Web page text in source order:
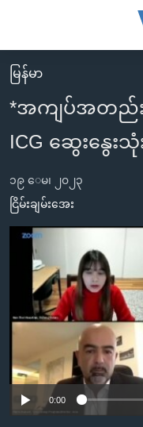
လွယ်ကူ
စေ
များ
ပင်မ
အကြောင်းအရာ
ရန်
ညွန်း
စာမျက်နှာ
မူလစာမျက်နှာ
မြန်မာ
ကမ္ဘာ့သတင်းများ
အမေရိကန်
တရုတ်
အစ္စရေး-ပါလက်စတိုင်း
သတင်းလွတ်လပ်ခွင့်
ရပ်ဝန်းတခု လမ်းတခု
အင်္ဂလိပ်စာလေ့လာမယ်
အမေရိကန်သုံးအီဒီယံ
မကြေးမုံရဲ့ အင်္ဂလိပ်စာ
ရုပ်ရှင်ထဲက အင်္ဂလိပ်စာ
သုတပဒေသာ အင်္ဂလိပ်စာ
အပတ်စဉ်ကဏ္ဍများ
ရေဒီယို
ရေဒီယိုနှင့်ရုပ်သံ အချ
ရေဒီယို/တီဗွီအစီအစဉ်
Learning English
မြန်မာ
*အကျပ်အတည်း
ICG ဆွေးနွေး
၁၉ ေမ၊ ၂၀၂၃
ငြိမ်းချမ်းအေး
No media
0:00